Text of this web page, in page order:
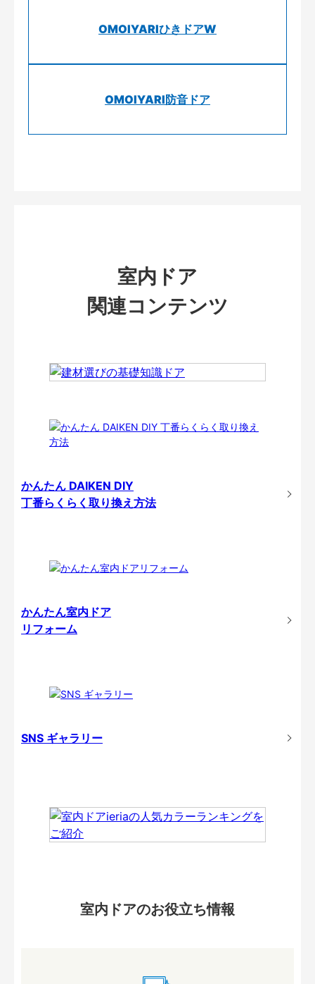
OMOIYARIひきドアW
OMOIYARI防音ドア
室内ドア
関連コンテンツ
かんたん DAIKEN DIY
丁番らくらく取り換え方法
かんたん室内ドア
リフォーム
SNS ギャラリー
室内ドアのお役立ち情報